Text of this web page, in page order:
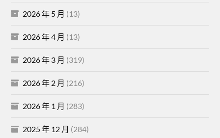
2026 年 5 月 (13)
2026 年 4 月 (13)
2026 年 3 月 (319)
2026 年 2 月 (216)
2026 年 1 月 (283)
2025 年 12 月 (284)